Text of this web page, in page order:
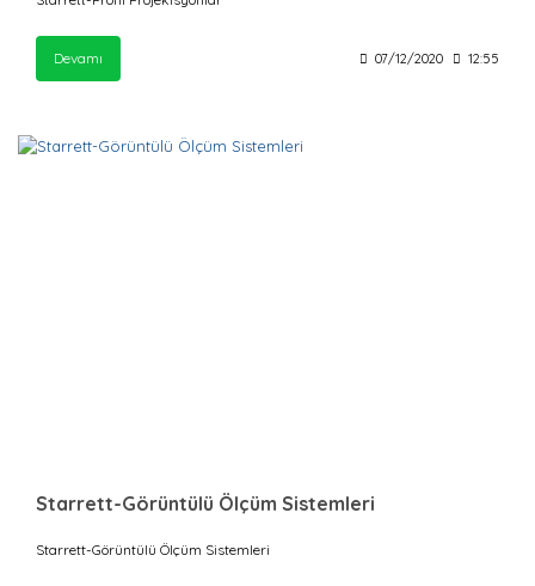
Devamı 07/12/2020 12:55
Starrett-Görüntülü Ölçüm Sistemleri
Starrett-Görüntülü Ölçüm Sistemleri